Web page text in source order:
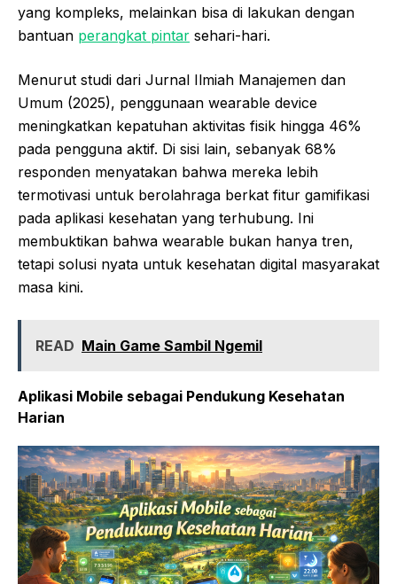
yang kompleks, melainkan bisa di lakukan dengan
bantuan perangkat pintar sehari-hari.
Menurut studi dari Jurnal Ilmiah Manajemen dan
Umum (2025), penggunaan wearable device
meningkatkan kepatuhan aktivitas fisik hingga 46%
pada pengguna aktif. Di sisi lain, sebanyak 68%
responden menyatakan bahwa mereka lebih
termotivasi untuk berolahraga berkat fitur gamifikasi
pada aplikasi kesehatan yang terhubung. Ini
membuktikan bahwa wearable bukan hanya tren,
tetapi solusi nyata untuk kesehatan digital masyarakat
masa kini.
READ Main Game Sambil Ngemil
Aplikasi Mobile sebagai Pendukung Kesehatan
Harian